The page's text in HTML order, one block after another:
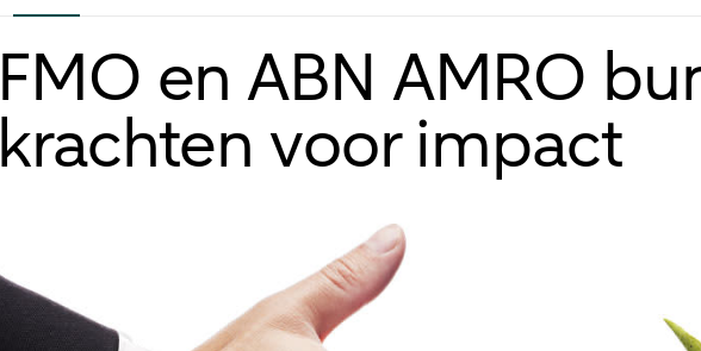
FMO en ABN AMRO
krachten voor impact